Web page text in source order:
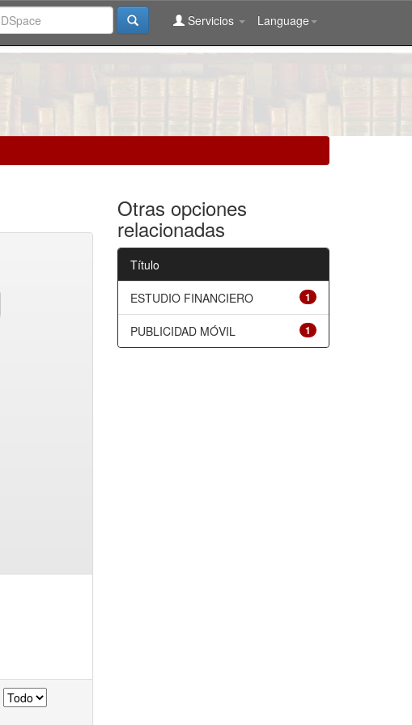
Language
Servicios
Otras opciones
relacionadas
Título
1
ESTUDIO FINANCIERO
1
PUBLICIDAD MÓVIL